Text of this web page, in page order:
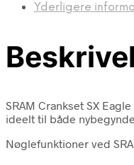
Yderligere
SRAM Crankset SX
ideelt til både
Nøglefunktioner ved